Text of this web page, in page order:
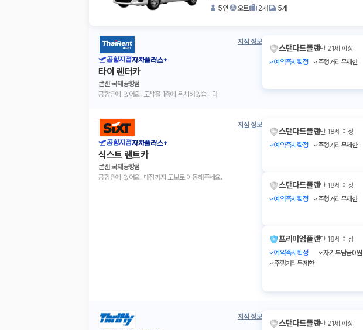
5인
오토 2개 5개
지점 정보
공항지점자차플러스+
타이 렌터카
콘캔 국제공항점
공항안에 있어요. 도착홀 1층에 위치해있습니다
스탠다드플랜만 21세 이상
예약즉시확정
주행거리무제한
지점 정보
공항지점자차플러스+
식스트 렌트카
콘캔 국제공항점
공항안에 있어요. 매장까지 도보로 이동해주세요.
스탠다드플랜만 18세 이상
예약즉시확정
주행거리무제한
스탠다드플랜만 18세 이상
예약즉시확정
주행거리무제한
프리미엄플랜만 18세 이상
예약즉시확정
자기부담금0원
주행거리무제한
지점 정보
스탠다드플랜만 21세 이상